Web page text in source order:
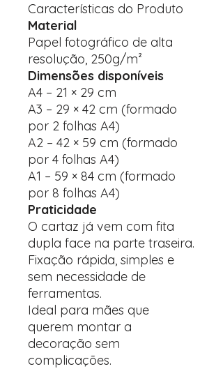
Características do Produto
Material
Papel fotográfico de alta
resolução, 250g/m²
Dimensões disponíveis
A4 – 21 × 29 cm
A3 – 29 × 42 cm (formado
por 2 folhas A4)
A2 – 42 × 59 cm (formado
por 4 folhas A4)
A1 – 59 × 84 cm (formado
por 8 folhas A4)
Praticidade
O cartaz já vem com fita
dupla face na parte traseira.
Fixação rápida, simples e
sem necessidade de
ferramentas.
Ideal para mães que
querem montar a
decoração sem
complicações.